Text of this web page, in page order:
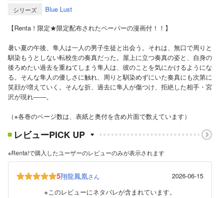
シリーズ
Blue Lust
【Renta！限定★限定配布されたペーパーの漫画付！！】
暑い夏の午後、隼人は一人の男子生徒と出会う。それは、無口で周りと
馴染もうとしない転校生の奏真だった。屋上に立つ奏真の姿と、自身の
後ろめたい過去を重ねてしまう隼人は、彼のことを気にかけるようにな
る。そんな隼人の優しさに触れ、周りと馴染めずにいた奏真にも次第に
笑顔が増えていく。そんな折、過去に隼人が傷つけ、拒絶した相手・宮
沢が現れ――。
（※各巻のページ数は、表紙と奥付を含め片面で数えています）
レビューPICK UP
※Renta!で購入したユーザーのレビューのみが表示されます
5翔龍鳳凰さん
2026-06-15
※このレビューにネタバレが含まれています。